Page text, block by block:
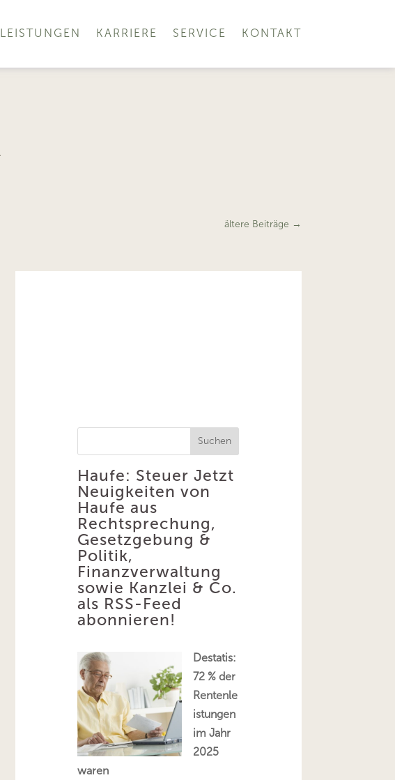
LEISTUNGEN KARRIERE SERVICE KONTAKT
ältere Beiträge →
Suchen
Haufe: Steuer Jetzt
Neuigkeiten von
Haufe aus
Rechtsprechung,
Gesetzgebung &
Politik,
Finanzverwaltung
sowie Kanzlei & Co.
als RSS-Feed
abonnieren!
Destatis:
72 % der
Rentenle
istungen
im Jahr
2025
waren